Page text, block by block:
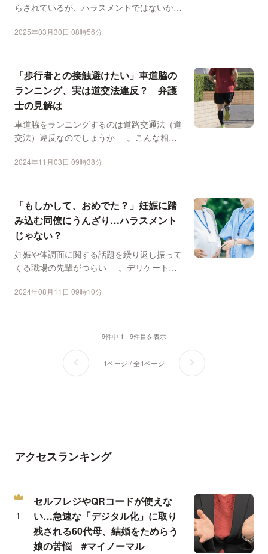
らされているが、ハラスメントではないか
2025年03月30日 08時56分
「歩行者との接触避けたい」車道脇の
ランニング、実は道交法違反？ 弁護
士の見解は
車道脇をランニングするのは道路交通法（道
交法）違反なのでしょうか──。こんな相談
2024年11月03日 09時38分
「もしかして、おめでた？」妊娠に踏
み込む同僚にうんざり…ハラスメント
じゃない？
妊娠や体調面に関する話題を繰り返し振って
くる職場の先輩がつらい──。デリケートな
2024年08月11日 09時10分
9件中 1 - 9件目を表示
1ページ / 全1ページ
アクセスランキング
セルフレジやQRコードが使えな
い…急速な「デジタル化」に取り
残される60代母、結婚をためらう
娘の苦悩 #マイノーマル